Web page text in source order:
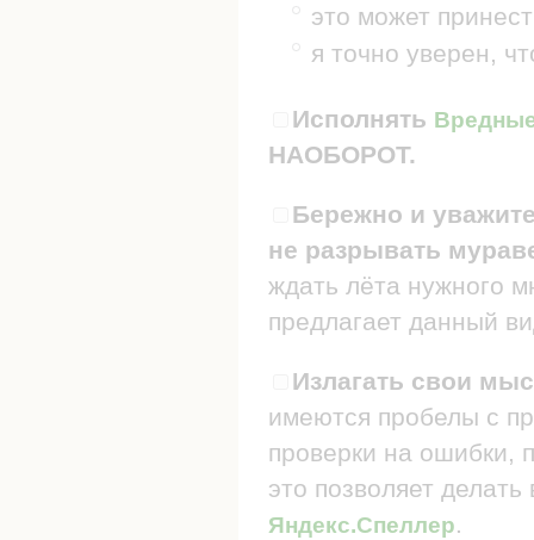
это может
я точно уверен,
Исполнять
НАОБОРОТ.
Бережно и
не разрывать
ждать лёта нужного
предлагает данный
Излагать свои
имеются пробелы с
проверки на ошибки,
это позволяет
Яндекс.Спеллер.